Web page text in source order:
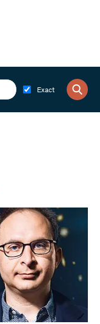
Exact